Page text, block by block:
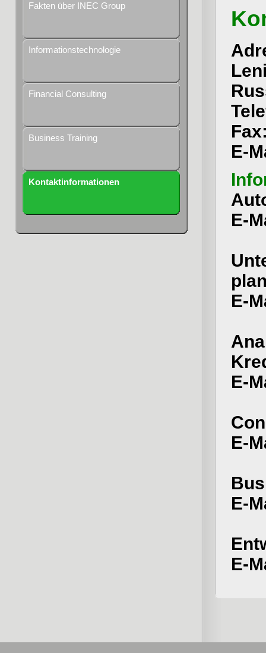
Fakten über INEC Group
Informationstechnologie
Financial Consulting
Business Training
Kontaktinformationen
E-
E-
E-
E-
E-
E-
E-